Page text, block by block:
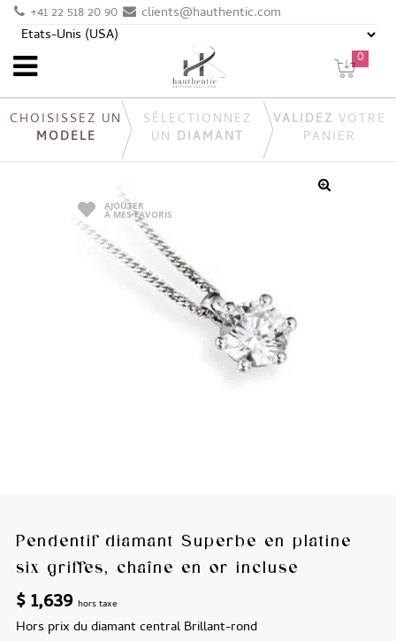
+41 22 518 20 90 clients@hauthentic.com
0
CHOISISSEZ UN
MODÈLE
SÉLECTIONNEZ
UN DIAMANT
VALIDEZ VOTRE
PANIER
AJOUTER
À MES FAVORIS
Pendentif diamant Superbe en platine
six griffes, chaîne en or incluse
$1,639 hors taxe
Hors prix du diamant central Brillant-rond